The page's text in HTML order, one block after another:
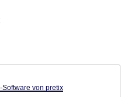
Software von pretix